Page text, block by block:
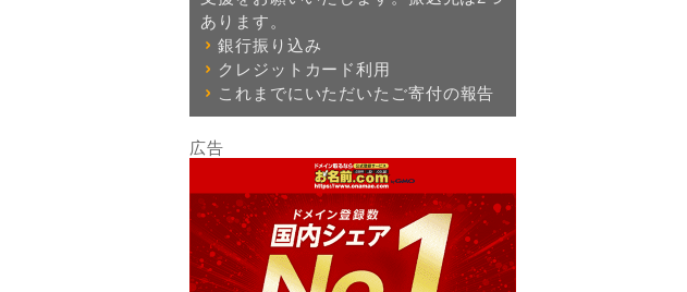
あります。
銀行振り込み
クレジットカード利用
これまでにいただいたご寄付の報告